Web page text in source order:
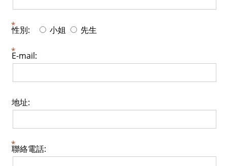
性別: 小姐 先生
E-mail:
地址:
聯絡電話: